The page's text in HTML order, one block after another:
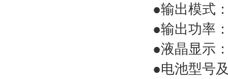
●输出模式
●输出功率
●液晶显示
●电池型号